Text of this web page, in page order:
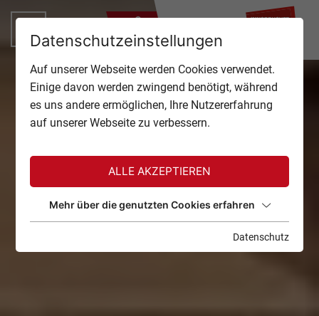
SCHLIESSEN
TOP OF INNSBRUCK
ANGEBOTE
GASTRONOMIE
TICKETS
Datenschutzeinstellungen
Auf unserer Webseite werden Cookies verwendet.
Einige davon werden zwingend benötigt, während
es uns andere ermöglichen, Ihre Nutzererfahrung
auf unserer Webseite zu verbessern.
ALLE AKZEPTIEREN
Mehr über die genutzten Cookies erfahren
Datenschutz